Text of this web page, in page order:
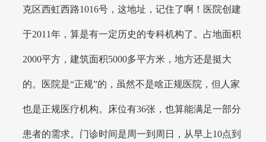
克区西虹西路1016号，这地址，记住了啊！医院创建
于2011年，算是有一定历史的专科机构了。占地面积
2000平方，建筑面积5000多平方米，地方还是挺大
的。医院是“正规”的，虽然不是啥正规医院，但人家
也是正规医疗机构。床位有36张，也算能满足一部分
患者的需求。门诊时间是周一到周日，从早上10点到